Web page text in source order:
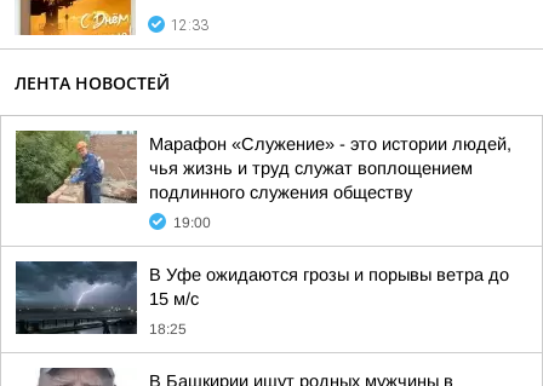
12:33
ЛЕНТА НОВОСТЕЙ
Марафон «Служение» - это истории людей,
чья жизнь и труд служат воплощением
подлинного служения обществу
19:00
В Уфе ожидаются грозы и порывы ветра до
15 м/с
18:25
В Башкирии ищут родных мужчины в